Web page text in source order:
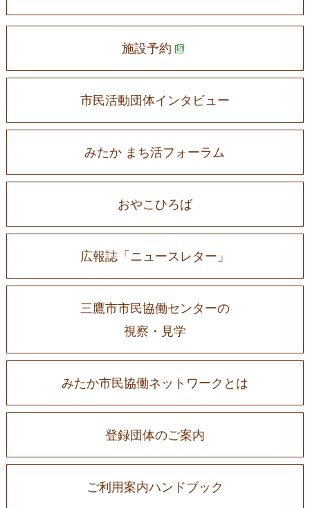
施設予約
市民活動団体インタビュー
みたか まち活フォーラム
おやこひろば
広報誌「ニュースレター」
三鷹市市民協働センターの
視察・見学
みたか市民協働ネットワークとは
登録団体のご案内
ご利用案内ハンドブック